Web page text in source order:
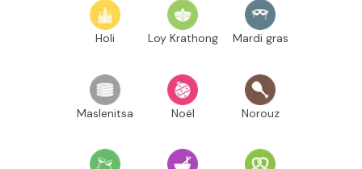
Holi Loy Krathong Mardi gras
Maslenitsa Noël Norouz